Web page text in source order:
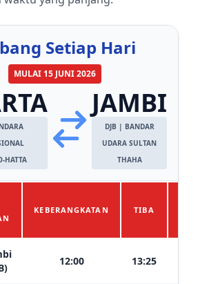
Setiap Hari
MULAI 15 JUNI 2026
HATTA
JAMBI
DJB | BANDAR
UDARA SULTAN
THAHA
KEBERANGKATAN TIBA
12:00 13:25